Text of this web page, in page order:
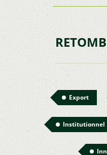
Export
Institutionnel